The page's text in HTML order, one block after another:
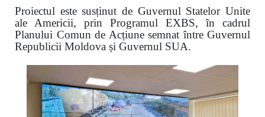
Proiectul este susținut de Guvernul Statelor Unite
ale Americii, prin Programul EXBS, în cadrul
Planului Comun de Acțiune semnat între Guvernul
Republicii Moldova și Guvernul SUA.